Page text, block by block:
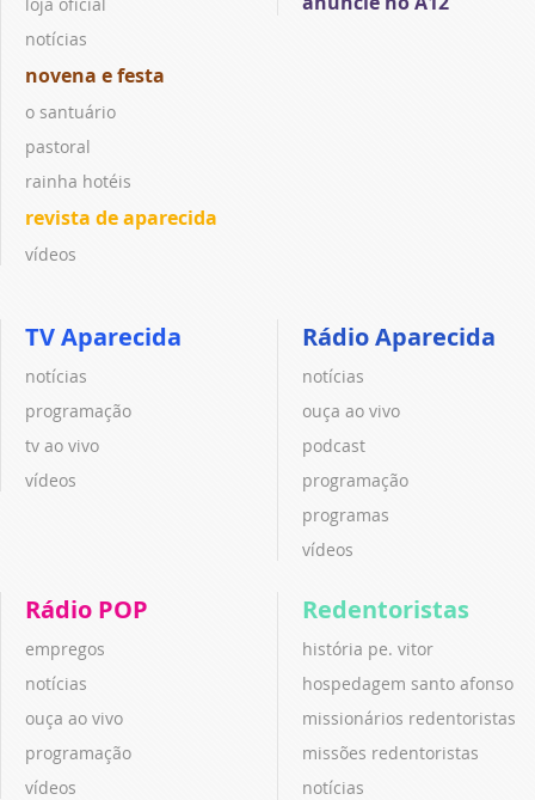
loja oficial
notícias
novena e festa
o santuário
pastoral
rainha hotéis
revista de aparecida
vídeos
TV Aparecida
notícias
programação
tv ao vivo
vídeos
Rádio Aparecida
notícias
ouça ao vivo
podcast
programação
programas
vídeos
Rádio POP
empregos
notícias
ouça ao vivo
programação
vídeos
Redentoristas
história pe. vitor
hospedagem santo afonso
missionários redentoristas
missões redentoristas
notícias